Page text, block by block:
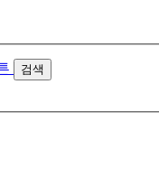
검색